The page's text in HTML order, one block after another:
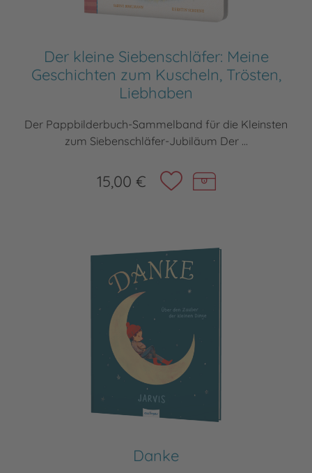
Der kleine Siebenschläfer: Meine
Geschichten zum Kuscheln, Trösten,
Liebhaben
Der Pappbilderbuch-Sammelband für die Kleinsten
zum Siebenschläfer-Jubiläum Der ...
15,00 €
Danke